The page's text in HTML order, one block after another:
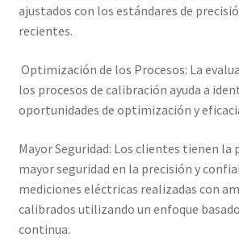
ajustados con los estándares de
recientes.
Optimización de los Procesos: La
los procesos de calibración ayuda a
oportunidades de optimización y
Mayor Seguridad: Los clientes tienen la
mayor seguridad en la precisión y
mediciones eléctricas realizadas con
calibrados utilizando un enfoque
continua.